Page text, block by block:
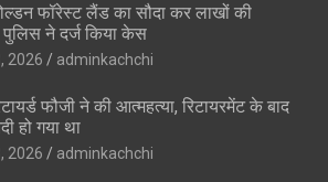
फॉरेस्ट लैंड का सौदा कर लाखों की
पुलिस ने दर्ज किया केस
2026 adminkachchi
फौजी ने की आत्महत्या, रिटायरमेंट के बाद
हो गया था
2026 adminkachchi